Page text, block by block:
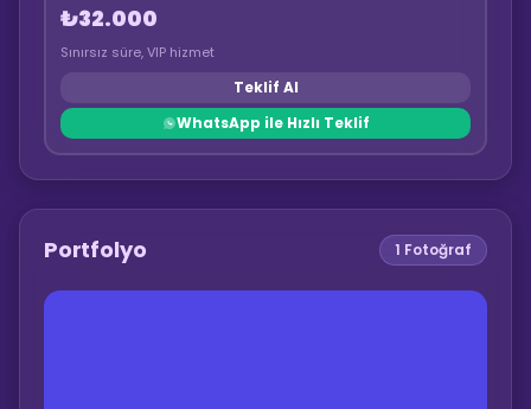
₺32.000
Sınırsız süre, VIP hizmet
Teklif Al
WhatsApp ile Hızlı Teklif
Portfolyo 1 Fotoğraf